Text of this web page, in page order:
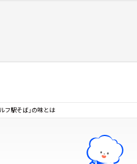
フ駅そば」の味とは